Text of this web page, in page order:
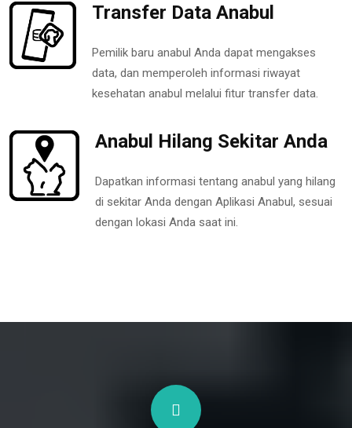
Transfer Data Anabul
Pemilik baru anabul Anda dapat mengakses
data, dan memperoleh informasi riwayat
kesehatan anabul melalui fitur transfer data.
Anabul Hilang Sekitar Anda
Dapatkan informasi tentang anabul yang hilang
di sekitar Anda dengan Aplikasi Anabul, sesuai
dengan lokasi Anda saat ini.